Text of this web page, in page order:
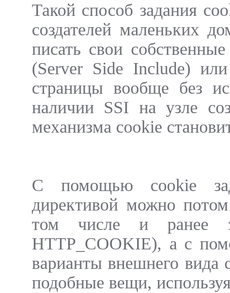
Такой способ задания
создателей маленьких
писать свои
(Server Side Include)
страницы вообще без
наличии SSI на узле
механизма cookie
С помощью cookie
директивой можно
том числе и ранее
HTTP_COOKIE), а с
варианты внешнего вида
подобные вещи,